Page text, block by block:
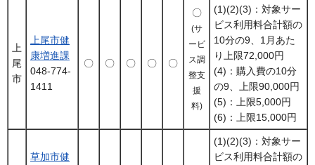
上
尾
市
上尾市健
康増進課
048-774-
1411
〇 〇 〇 〇 〇
〇
(サ
ービ
ス調
整支
援
料)
(1)(2)(3)：対象サー
ビス利用料合計額の
10分の9、1月あた
り上限72,000円
(4)：購入費の10分
の9、上限90,000円
(5)：上限5,000円
(6)：上限15,000円
草加市健
(1)(2)(3)：対象サー
ビス利用料合計額の